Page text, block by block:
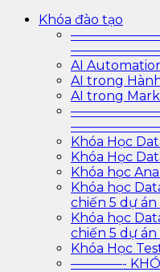
Khóa đào tạo
———————-
AI
AI trong
AI trong
———————-
Khóa Học
Khóa Học
Khóa học
Khóa học
chiến 5 dự
Khóa học
chiến 5 dự
Khóa Học
————- KHÓA